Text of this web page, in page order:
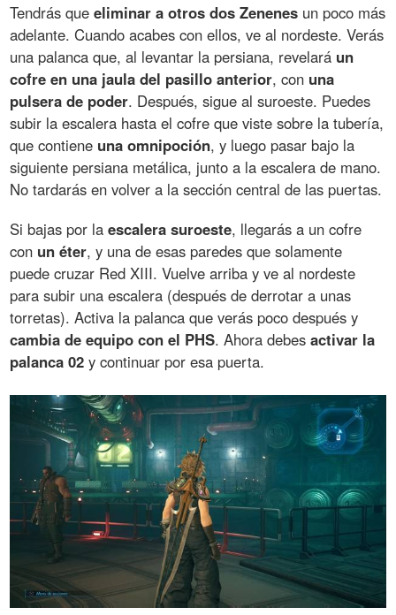
Tendrás queeliminar a otros dos Zenenes un poco más
adelante. Cuando acabes con ellos, ve al nordeste. Verás
una palanca que, al levantar la persiana, revelará un
cofre en una jaula del pasillo anterior, con una
pulsera de poder. Después, sigue al suroeste. Puedes
subir la escalera hasta el cofre que viste sobre la tubería,
que contiene una omnipoción, y luego pasar bajo la
siguiente persiana metálica, junto a la escalera de mano.
No tardarás en volver a la sección central de las puertas.
Si bajas por laescalera suroeste, llegarás a un cofre
con un éter, y una de esas paredes que solamente
puede cruzar Red XIII. Vuelve arriba y ve al nordeste
para subir una escalera (después de derrotar a unas
torretas). Activa la palanca que verás poco después y
cambia de equipo con el PHS. Ahora debesactivar la
palanca 02 y continuar por esa puerta.